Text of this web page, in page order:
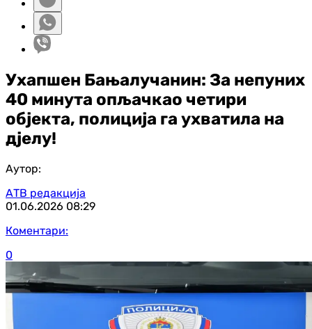
Ухапшен Бањалучанин: За непуних
40 минута опљачкао четири
објекта, полиција га ухватила на
дјелу!
Аутор:
АТВ редакција
01.06.2026 08:29
Коментари:
0